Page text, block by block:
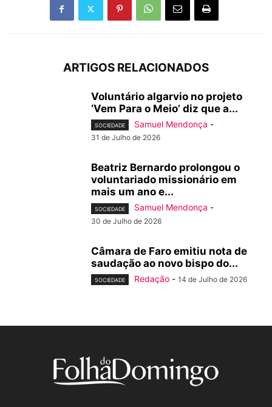
ARTIGOS RELACIONADOS
Voluntário algarvio no projeto
‘Vem Para o Meio’ diz que a...
SOCIEDADE Samuel Mendonça -
31 de Julho de 2026
Beatriz Bernardo prolongou o
voluntariado missionário em
mais um ano e...
SOCIEDADE Samuel Mendonça -
30 de Julho de 2026
Câmara de Faro emitiu nota de
saudação ao novo bispo do...
SOCIEDADE Redação - 14 de Julho de 2026